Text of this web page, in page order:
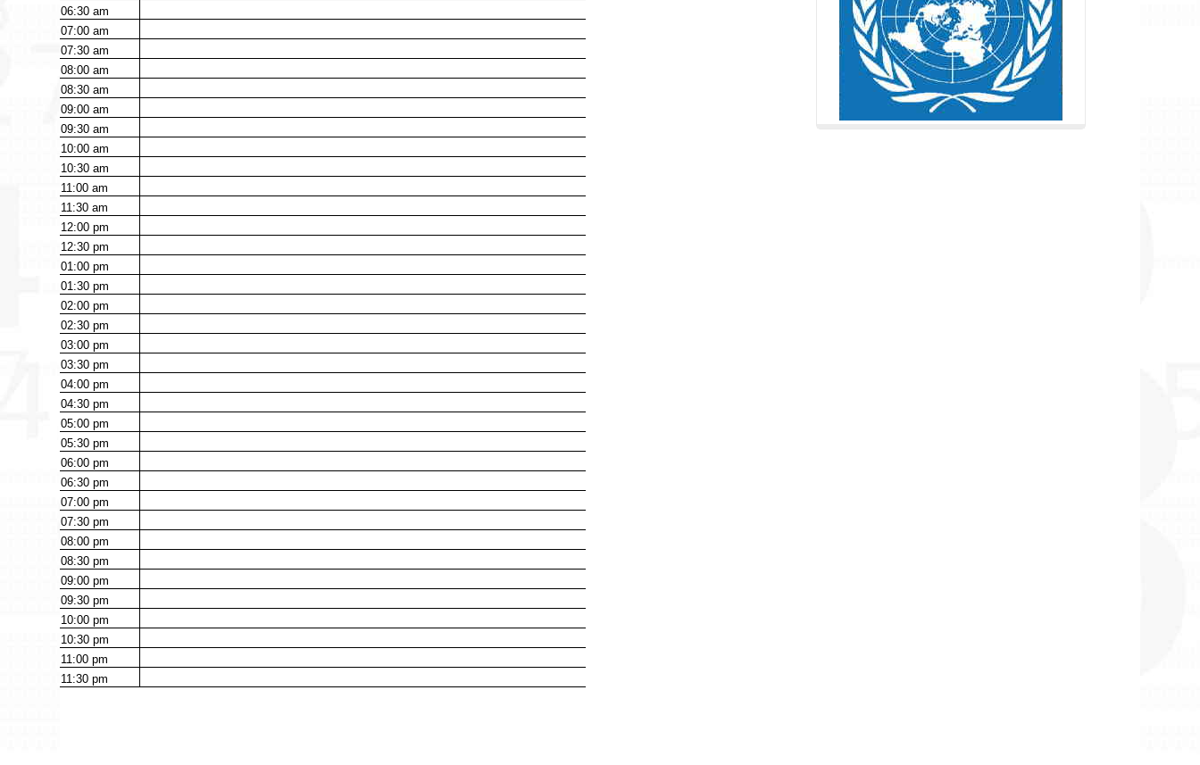
06:30am
07:00am
07:30am
08:00am
08:30am
09:00am
09:30am
10:00am
10:30am
11:00am
11:30am
12:00pm
12:30pm
01:00pm
01:30pm
02:00pm
02:30pm
03:00pm
03:30pm
04:00pm
04:30pm
05:00pm
05:30pm
06:00pm
06:30pm
07:00pm
07:30pm
08:00pm
08:30pm
09:00pm
09:30pm
10:00pm
10:30pm
11:00pm
11:30pm